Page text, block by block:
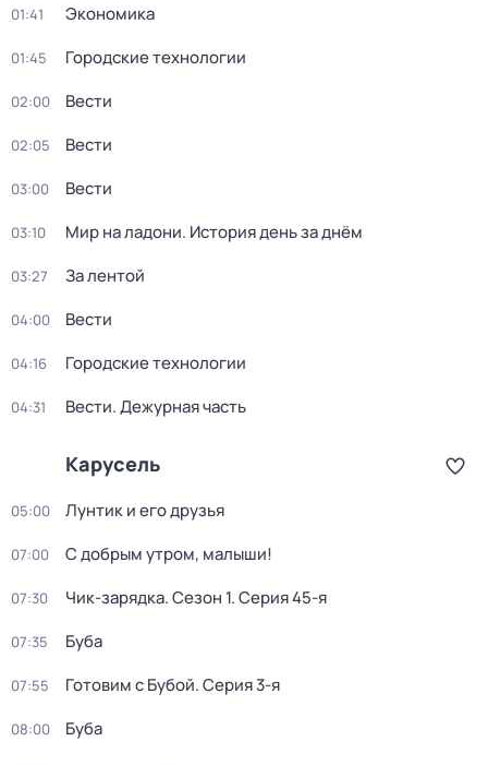
01:41 Экономика
01:45 Городские технологии
02:00 Вести
02:05 Вести
03:00 Вести
03:10 Мир на ладони. История день за днём
03:27 За лентой
04:00 Вести
04:16 Городские технологии
04:31 Вести. Дежурная часть
Карусель
05:00 Лунтик и его друзья
07:00 С добрым утром, малыши!
07:30 Чик-зарядка. Сезон 1. Серия 45-я
07:35 Буба
07:55 Готовим с Бубой. Серия 3-я
08:00 Буба